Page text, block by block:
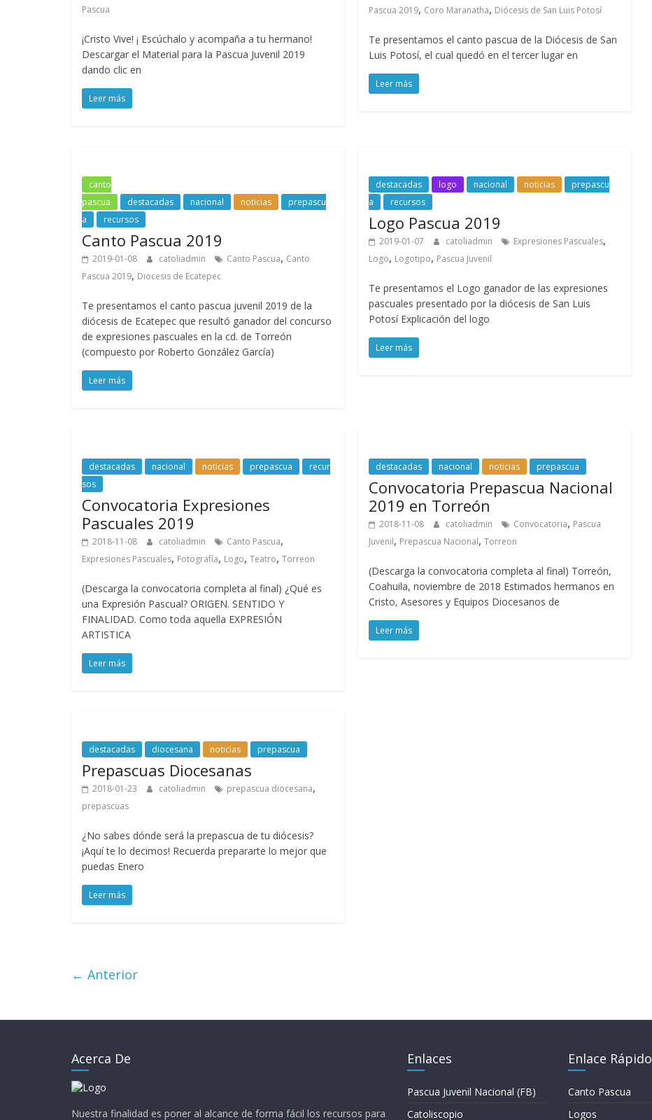
Pascua
¡Cristo Vive! ¡ Escúchalo y acompaña a tu hermano!
Descargar el Material para la Pascua Juvenil 2019
dando clic en
Leer más
Pascua 2019, Coro Maranatha, Diócesis de San Luis Potosí
Te presentamos el canto pascua de la Diócesis de San
Luis Potosí, el cual quedó en el tercer lugar en
Leer más
canto
pascua
destacadas nacional noticias
prepascu
a
recursos
Canto Pascua 2019
2019-01-08 catoliadmin Canto Pascua, Canto
Pascua 2019, Diocesis de Ecatepec
Te presentamos el canto pascua juvenil 2019 de la
diócesis de Ecatepec que resultó ganador del concurso
de expresiones pascuales en la cd. de Torreón
(compuesto por Roberto González García)
Leer más
destacadas logo nacional noticias
prepascu
a
recursos
Logo Pascua 2019
2019-01-07 catoliadmin Expresiones Pascuales,
Logo, Logotipo, Pascua Juvenil
Te presentamos el Logo ganador de las expresiones
pascuales presentado por la diócesis de San Luis
Potosí Explicación del logo
Leer más
destacadas nacional noticias prepascua
recur
sos
Convocatoria Expresiones
Pascuales 2019
2018-11-08 catoliadmin Canto Pascua,
Expresiones Pascuales, Fotografía, Logo, Teatro, Torreon
(Descarga la convocatoria completa al final) ¿Qué es
una Expresión Pascual? ORIGEN. SENTIDO Y
FINALIDAD. Como toda aquella EXPRESIÓN
ARTISTICA
Leer más
destacadas nacional noticias prepascua
Convocatoria Prepascua Nacional
2019 en Torreón
2018-11-08 catoliadmin Convocatoria, Pascua
Juvenil, Prepascua Nacional,Torreon
(Descarga la convocatoria completa al final) Torreón,
Coahuila, noviembre de 2018 Estimados hermanos en
Cristo, Asesores y Equipos Diocesanos de
Leer más
destacadas diocesana noticias prepascua
Prepascuas Diocesanas
2018-01-23 catoliadmin prepascua diocesana,
prepascuas
¿No sabes dónde será la prepascua de tu diócesis?
¡Aquí te lo decimos! Recuerda prepararte lo mejor que
puedas Enero
Leer más
← Anterior
Acerca De
Nuestra finalidad es poner al alcance de forma fácil los recursos para
Enlaces
Pascua Juvenil Nacional (FB)
Catoliscopio
Enlace Rápido
Canto Pascua
Logos